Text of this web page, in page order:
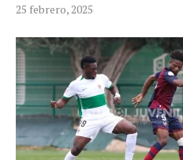
25 febrero, 2025